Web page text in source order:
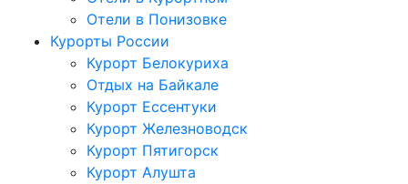
Отели в Понизовке
Курорты России
Курорт Белокуриха
Отдых на Байкале
Курорт Ессентуки
Курорт Железноводск
Курорт Пятигорск
Курорт Алушта